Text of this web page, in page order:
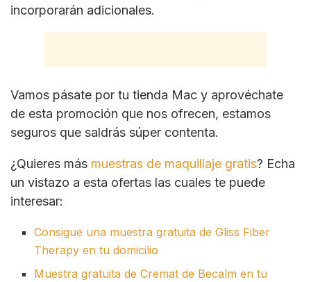
incorporarán adicionales.
Vamos pásate por tu tienda Mac y aprovéchate
de esta promoción que nos ofrecen, estamos
seguros que saldrás súper contenta.
¿Quieres más muestras de maquillaje gratis? Echa
un vistazo a esta ofertas las cuales te puede
interesar:
Consigue una muestra gratuita de Gliss Fiber
Therapy en tu domicilio
Muestra gratuita de Cremat de Becalm en tu